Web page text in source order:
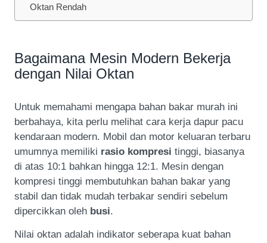
Oktan Rendah
Bagaimana Mesin Modern Bekerja
dengan Nilai Oktan
Untuk memahami mengapa bahan bakar murah ini
berbahaya, kita perlu melihat cara kerja dapur pacu
kendaraan modern. Mobil dan motor keluaran terbaru
umumnya memiliki rasio kompresi tinggi, biasanya
di atas 10:1 bahkan hingga 12:1. Mesin dengan
kompresi tinggi membutuhkan bahan bakar yang
stabil dan tidak mudah terbakar sendiri sebelum
dipercikkan oleh busi.
Nilai oktan adalah indikator seberapa kuat bahan